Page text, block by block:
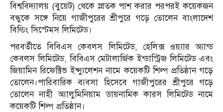
বিশ্ববিদ্যালয় (বুয়েট) থেকে স্নাতক পাশ করার পরপরই কয়েকজন
বন্ধুকে সঙ্গে নিয়ে গাজীপুরের শ্রীপুরে গড়ে তোলেন বাংলাদেশ
বিল্ডিং সিস্টেমস লিমিটেড।
পরবর্তীতে বিবিএস কেবলস লিমিটেড, হেলিক্স ওয়্যার অ্যান্ড
কেবলস লিমিটেড, বিবিএস মেটালার্জিক ইন্ডাস্ট্রিজ লিমিটেড এবং
জিয়ামিন রিফেক্টিভ ইন্স্যুলেশন নামে কয়েকটি শিল্প প্রতিষ্ঠান গড়ে
তোলেন।পারিবারিক ব্যবসা হিসেবে গাজীপুরের শ্রীপুরে গড়ে
তোলেন নাহী অ্যালুমিনিয়াম ডায়নামিক কারস লিমিটেড নামে
কয়েকটি শিল্প প্রতিষ্ঠান।